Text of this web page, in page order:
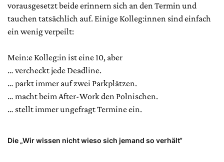
vorausgesetzt beide erinnern sich an den Termin und
tauchen tatsächlich auf. Einige Kolleg:innen sind einfach
ein wenig verpeilt:
Mein:e Kolleg:in ist eine 10, aber
… vercheckt jede Deadline.
… parkt immer auf zwei Parkplätzen.
… macht beim After-Work den Polnischen.
… stellt immer ungefragt Termine ein.
Die „Wir wissen nicht wieso sich jemand so verhält“